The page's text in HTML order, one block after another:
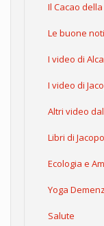
Il Cacao
Le buone
I video di
I video di
Altri video
Libri di
Ecologia e
Yoga
Salute